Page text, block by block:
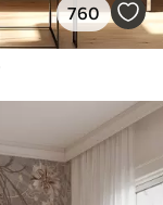
760